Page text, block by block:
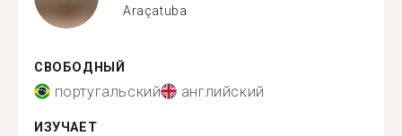
Araçatuba
СВОБОДНЫЙ
португальский английский
ИЗУЧАЕТ